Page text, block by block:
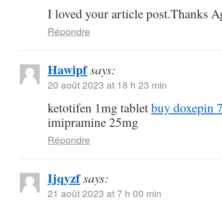
I loved your article post.Thanks
Répondre
Hawipfsays:
20 août 2023 at 18 h 23 min
ketotifen 1mg tabletbuy doxepin
imipramine 25mg
Répondre
Ijqyzfsays:
21 août 2023 at 7 h 00 min